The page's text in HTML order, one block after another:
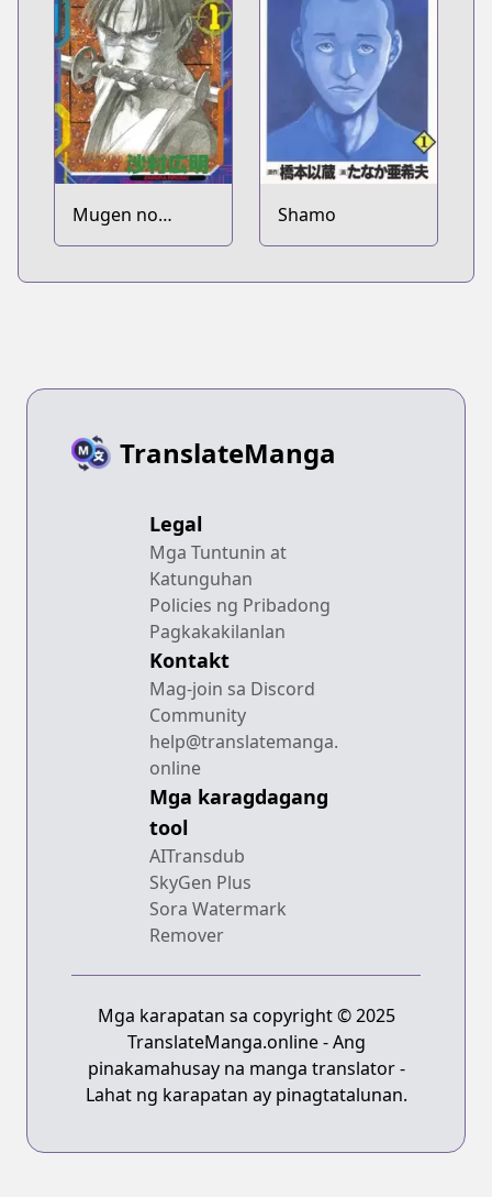
Mugen no
Juunin
Shamo
TranslateManga
Legal
Mga Tuntunin at
Katunguhan
Policies ng Pribadong
Pagkakakilanlan
Kontakt
Mag-join sa Discord
Community
help@translatemanga.
online
Mga karagdagang
tool
AITransdub
SkyGen Plus
Sora Watermark
Remover
Mga karapatan sa copyright © 2025
TranslateManga.online - Ang
pinakamahusay na manga translator -
Lahat ng karapatan ay pinagtatalunan.